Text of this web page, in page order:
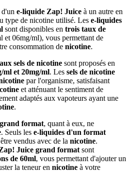
e-liquide Zap! Juice à un autre en
type de nicotine utilisé. Les e-liquides
sont disponibles en trois taux de
et 06mg/ml), vous permettant de
consommation de nicotine.
sels de nicotine sont proposés en
ml et 20mg/ml. Les sels de nicotine
par l'organisme, satisfaisant
et atténuant le sentiment de
adaptés aux vapoteurs ayant une
.
format, quant à eux, ne
. Seuls les e-liquides d'un format
vendus avec de la nicotine.
Juice grand format sont
de 60ml, vous permettant d'ajouter un
la teneur en nicotine à votre